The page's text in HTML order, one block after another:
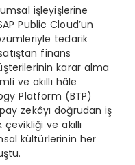
işleyişlerine
Public Cloud’un
tedarik
finans
karar alma
ve akıllı hâle
Platform (BTP)
zekâyı doğrudan iş
ve akıllı
kültürlerinin her